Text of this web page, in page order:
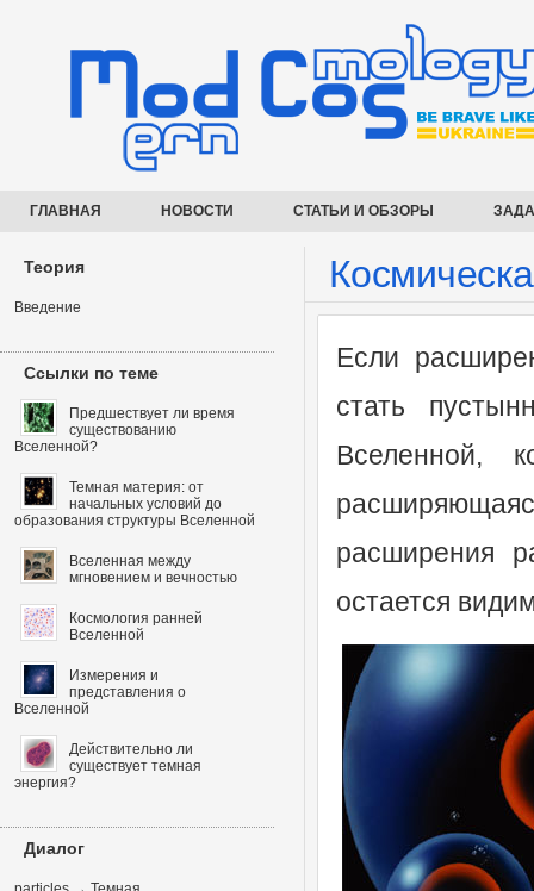
ГЛАВНАЯ НОВОСТИ СТАТЬИ И ОБЗОРЫ
Если
стать
Вселенной,
расширения
остается
Теория
Введение
Ссылки по теме
Предшествует ли время
существованию
Вселенной?
Темная материя: от
начальных условий до
образования структуры Вселенной
Вселенная между
мгновением и вечностью
Космология ранней
Вселенной
Измерения и
представления о
Вселенной
Действительно ли
существует темная
энергия?
Диалог